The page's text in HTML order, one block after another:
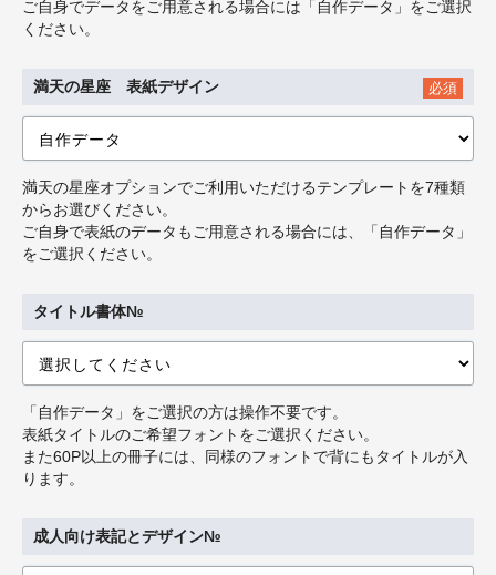
ご自身でデータをご用意される場合には「自作データ」をご選択
ください。
満天の星座 表紙デザイン 必須
満天の星座オプションでご利用いただけるテンプレートを7種類
からお選びください。
ご自身で表紙のデータもご用意される場合には、「自作データ」
をご選択ください。
タイトル書体№
「自作データ」をご選択の方は操作不要です。
表紙タイトルのご希望フォントをご選択ください。
また60P以上の冊子には、同様のフォントで背にもタイトルが入
ります。
成人向け表記とデザイン№